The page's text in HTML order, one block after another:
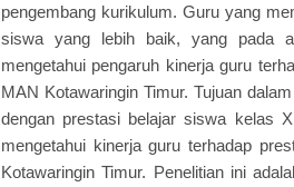
pengembang kurikulum. Guru yang
siswa yang lebih baik, yang pada
mengetahui pengaruh kinerja guru
MAN Kotawaringin Timur. Tujuan
dengan prestasi belajar siswa kelas
mengetahui kinerja guru terhadap
Kotawaringin Timur. Penelitian ini